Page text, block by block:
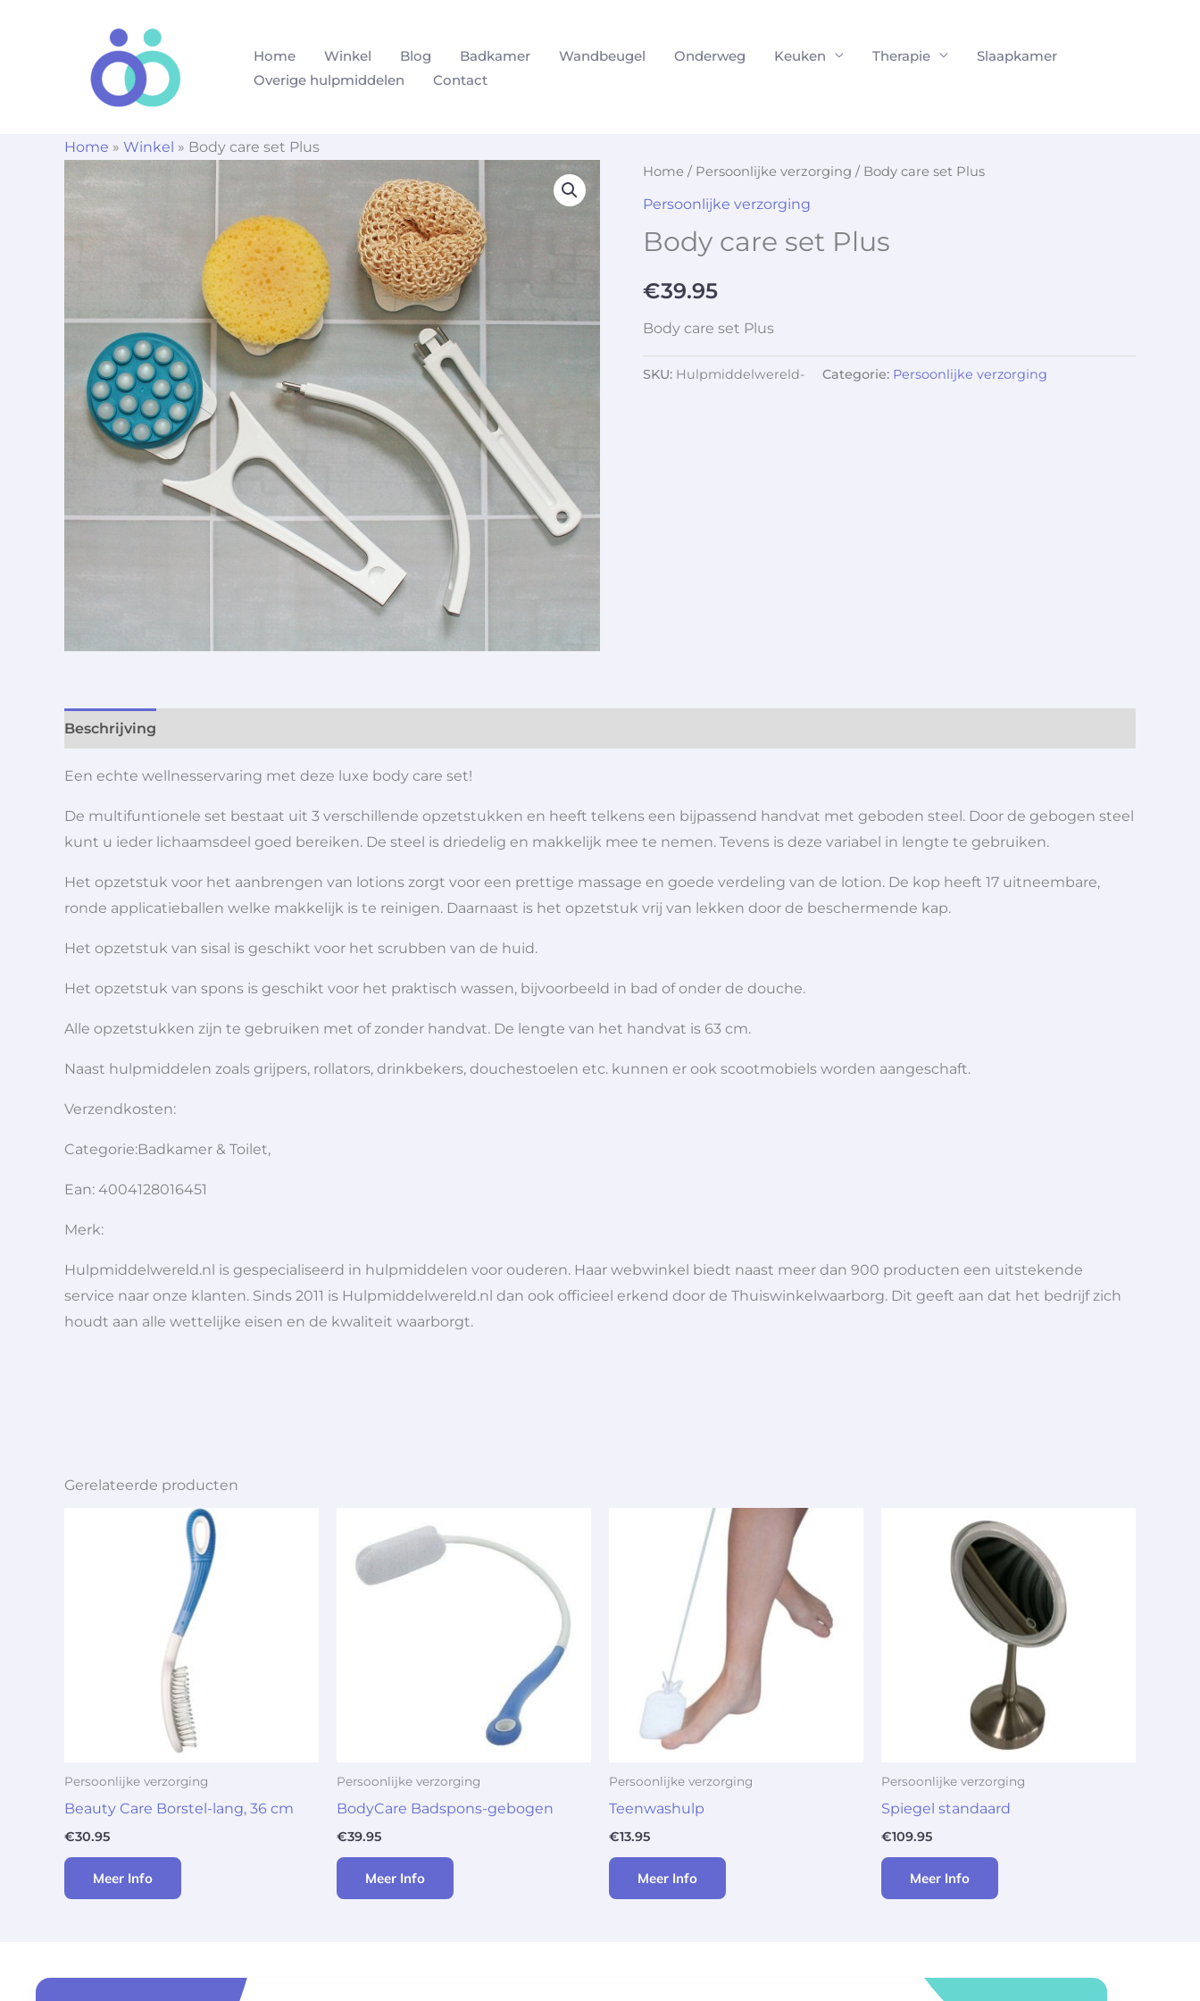
Home Winkel Blog Badkamer Wandbeugel Onderweg Keuken Therapie
Slaapkamer
Overige hulpmiddelen
Contact
Home » Winkel » Body care set Plus
Home / Persoonlijke verzorging / Body care set Plus
Persoonlijke verzorging
Body care set Plus
€39.95
Body care set Plus
SKU: Hulpmiddelwereld- Categorie: Persoonlijke verzorging
Beschrijving
Een echte wellnesservaring met deze luxe body care set!
De multifuntionele set bestaat uit 3 verschillende opzetstukken en heeft telkens een bijpassend handvat met geboden steel. Door de gebogen steel
kunt u ieder lichaamsdeel goed bereiken. De steel is driedelig en makkelijk mee te nemen. Tevens is deze variabel in lengte te gebruiken.
Het opzetstuk voor het aanbrengen van lotions zorgt voor een prettige massage en goede verdeling van de lotion. De kop heeft 17 uitneembare,
ronde applicatieballen welke makkelijk is te reinigen. Daarnaast is het opzetstuk vrij van lekken door de beschermende kap.
Het opzetstuk van sisal is geschikt voor het scrubben van de huid.
Het opzetstuk van spons is geschikt voor het praktisch wassen, bijvoorbeeld in bad of onder de douche.
Alle opzetstukken zijn te gebruiken met of zonder handvat. De lengte van het handvat is 63 cm.
Naast hulpmiddelen zoals grijpers, rollators, drinkbekers, douchestoelen etc. kunnen er ook scootmobiels worden aangeschaft.
Verzendkosten:
Categorie:Badkamer & Toilet,
Ean: 4004128016451
Merk:
Hulpmiddelwereld.nl is gespecialiseerd in hulpmiddelen voor ouderen. Haar webwinkel biedt naast meer dan 900 producten een uitstekende
service naar onze klanten. Sinds 2011 is Hulpmiddelwereld.nl dan ook officieel erkend door de Thuiswinkelwaarborg. Dit geeft aan dat het bedrijf zich
houdt aan alle wettelijke eisen en de kwaliteit waarborgt.
Gerelateerde producten
Persoonlijke verzorging
Beauty Care Borstel-lang, 36 cm
€30.95
Meer Info
Persoonlijke verzorging
BodyCare Badspons-gebogen
€39.95
Meer Info
Persoonlijke verzorging
Teenwashulp
€13.95
Meer Info
Persoonlijke verzorging
Spiegel standaard
€109.95
Meer Info